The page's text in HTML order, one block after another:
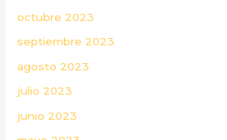
octubre 2023
septiembre 2023
agosto 2023
julio 2023
junio 2023